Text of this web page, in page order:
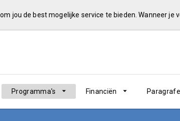
jou de best mogelijke service te bieden. Wanneer je
Programma's Financiën